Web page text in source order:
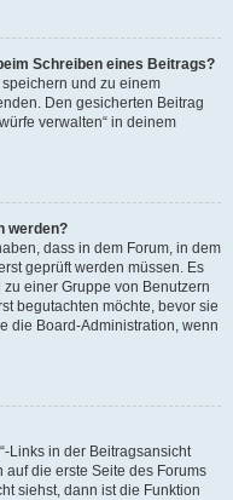
Schreiben eines Beitrags?
und zu einem
Den gesicherten Beitrag
verwalten“ in deinem
werden?
dass in dem Forum, in dem
geprüft werden müssen. Es
einer Gruppe von Benutzern
begutachten möchte, bevor sie
die Board-Administration, wenn
Links in der Beitragsansicht
die erste Seite des Forums
siehst, dann ist die Funktion